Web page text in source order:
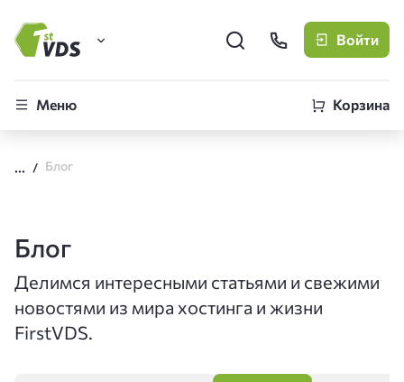
FirstVDS (вы здесь)
Войти
Меню Корзина
Блог
Блог
Делимся интересными статьями и свежими
новостями из мира хостинга и жизни
FirstVDS.